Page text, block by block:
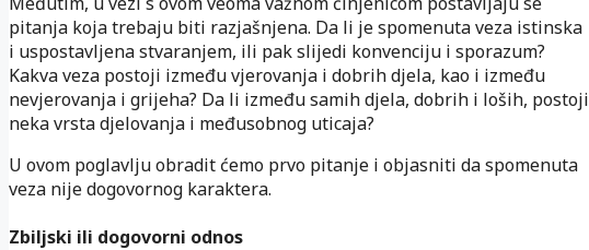
pitanja koja trebaju biti razjašnjena. Da li je spomenuta veza istinska
i uspostavljena stvaranjem, ili pak slijedi konvenciju i sporazum?
Kakva veza postoji između vjerovanja i dobrih djela, kao i između
nevjerovanja i grijeha? Da li između samih djela, dobrih i loših, postoji
neka vrsta djelovanja i međusobnog uticaja?
U ovom poglavlju obradit ćemo prvo pitanje i objasniti da spomenuta
veza nije dogovornog karaktera.
Zbiljski ili dogovorni odnos